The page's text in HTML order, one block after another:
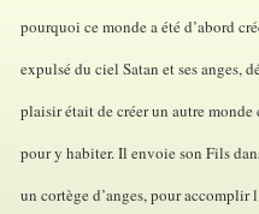
pourquoi ce monde a été d’abord
expulsé du ciel Satan et ses anges,
plaisir était de créer un autre monde
pour y habiter. Il envoie son Fils
un cortège d’anges, pour accomplir